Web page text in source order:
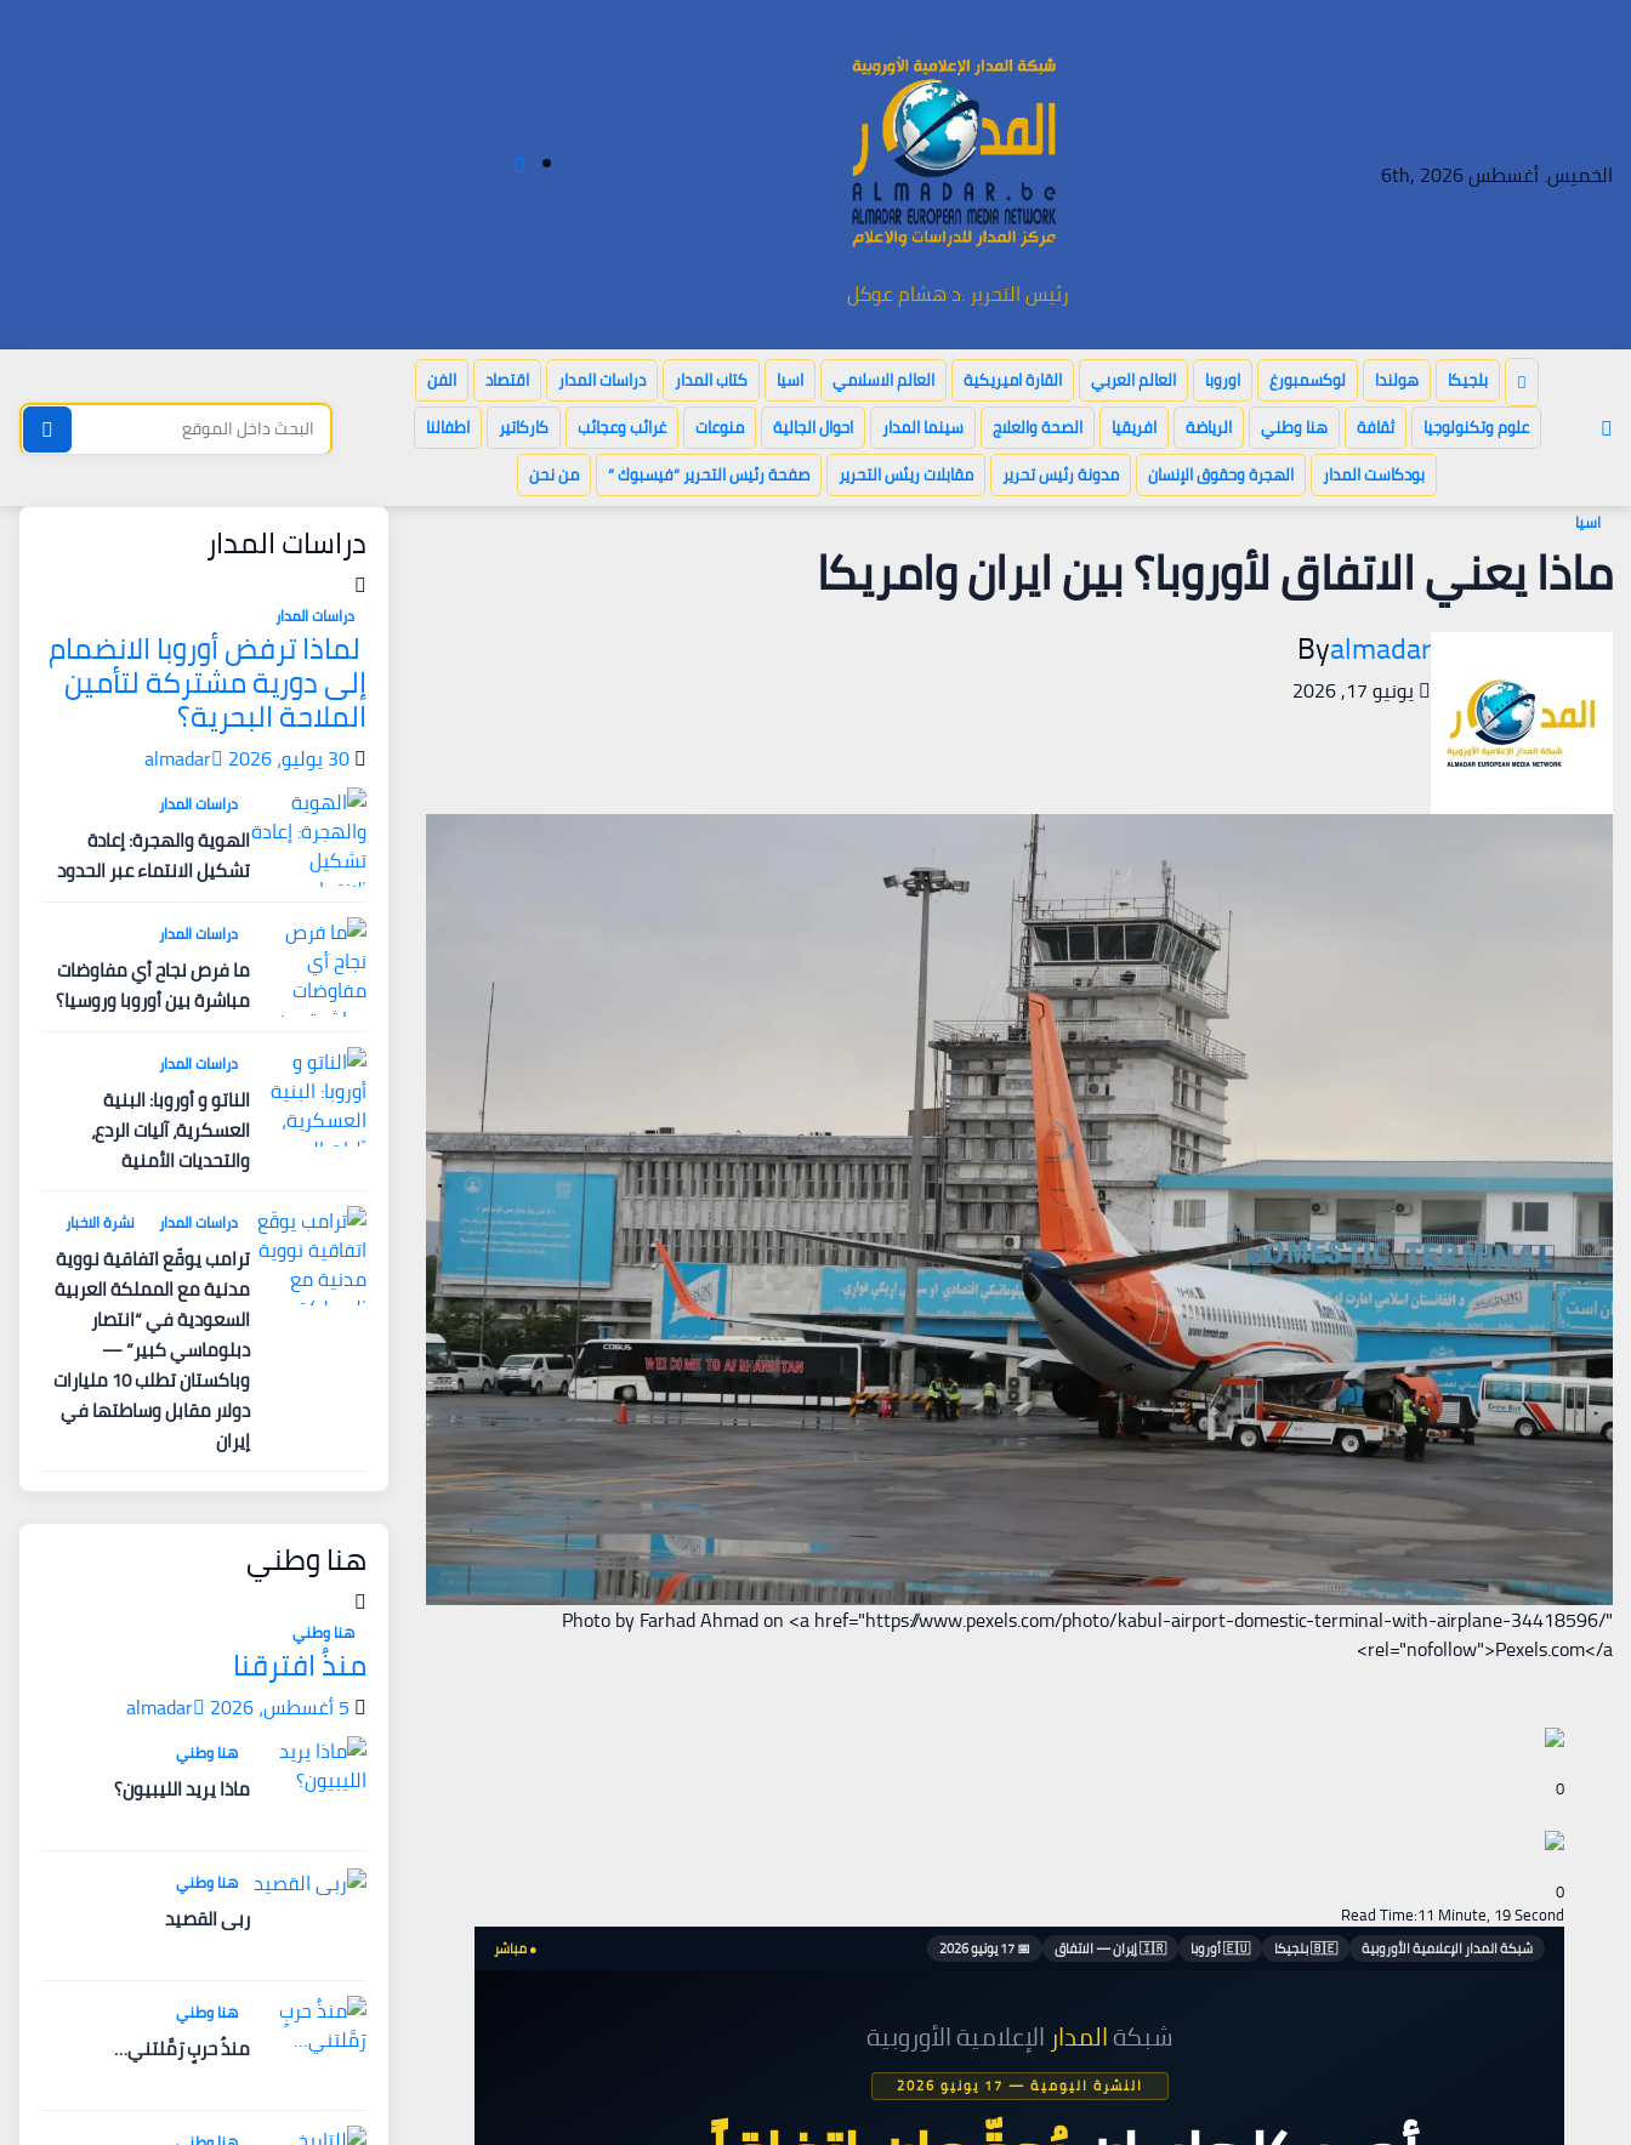
الخميس. أغسطس 6th, 2026
رئيس التحرير .د هشام عوكل
بلجيكا هولندا لوكسمبورغ اوروبا العالم العربي القارة اميريكية العالم الاسلامي اسيا كتاب المدار دراسات المدار اقتصاد
الفن
علوم وتكنولوجيا
ثقافة هنا وطني الرياضة افريقيا الصحة والعلاج سينما المدار احوال الجالية منوعات غرائب وعجائب كاركاتير
اطفالنا
بودكاست المدار
الهجرة وحقوق الإنسان مدونة رئيس تحرير مقابلات ريئس التحرير صفحة رئيس التحرير “فيسبوك “ من نحن
اسيا
ماذا يعني الاتفاق لأوروبا؟ بين ايران وامريكا
Byalmadar
يونيو 17, 2026
Photo by Farhad Ahmad on <a href="https://www.pexels.com/photo/kabul-airport-domestic-terminal-with-airplane-34418596/"
rel="nofollow">Pexels.com</a>
0
0
Read Time:11 Minute, 19 Second
شبكة المدار الإعلامية الأوروبية 🇧🇪 بلجيكا 🇪🇺 أوروبا 🇮🇷 إيران — الاتفاق 📅 17 يونيو 2026 ● مباشر
شبكةالمدار الإعلامية الأوروبية
النشرة اليومية — 17 يونيو 2026
دراسات المدار
دراسات المدار
لماذا ترفض أوروبا الانضمام
إلى دورية مشتركة لتأمين
الملاحة البحرية؟
30 يوليو، 2026 almadar
دراسات المدار
الهوية والهجرة: إعادة
تشكيل الانتماء عبر الحدود
دراسات المدار
ما فرص نجاح أي مفاوضات
مباشرة بين أوروبا وروسيا؟
دراسات المدار
الناتو و أوروبا: البنية
العسكرية، آليات الردع،
والتحديات الأمنية
دراسات المدار نشرة الاخبار
ترامب يوقّع اتفاقية نووية
مدنية مع المملكة العربية
السعودية في “انتصار
دبلوماسي كبير” —
وباكستان تطلب 10 مليارات
دولار مقابل وساطتها في
إيران
هنا وطني
هنا وطني
منذُ افترقنا
5 أغسطس، 2026 almadar
هنا وطني
ماذا يريد الليبيون؟
هنا وطني
ربى القصيد
هنا وطني
منذُ حربٍ رَمَّلتني…